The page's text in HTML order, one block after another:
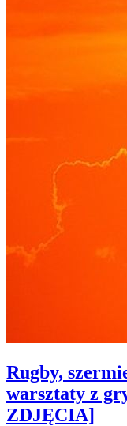
Rugby,
warsztaty z
ZDJĘCIA]